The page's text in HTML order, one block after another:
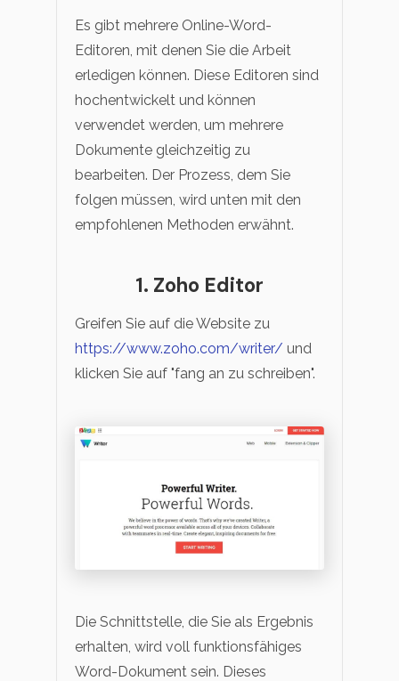
Es gibt mehrere Online-Word-
Editoren, mit denen Sie die Arbeit
erledigen können. Diese Editoren sind
hochentwickelt und können
verwendet werden, um mehrere
Dokumente gleichzeitig zu
bearbeiten. Der Prozess, dem Sie
folgen müssen, wird unten mit den
empfohlenen Methoden erwähnt.
1. Zoho Editor
Greifen Sie auf die Website zu
https://www.zoho.com/writer/ und
klicken Sie auf "fang an zu schreiben".
Die Schnittstelle, die Sie als Ergebnis
erhalten, wird voll funktionsfähiges
Word-Dokument sein. Dieses